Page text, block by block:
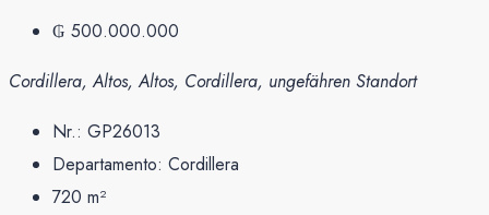
₲ 500.000.000
Cordillera, Altos, Altos, Cordillera, ungefähren Standort
Nr.: GP26013
Departamento: Cordillera
720 m²